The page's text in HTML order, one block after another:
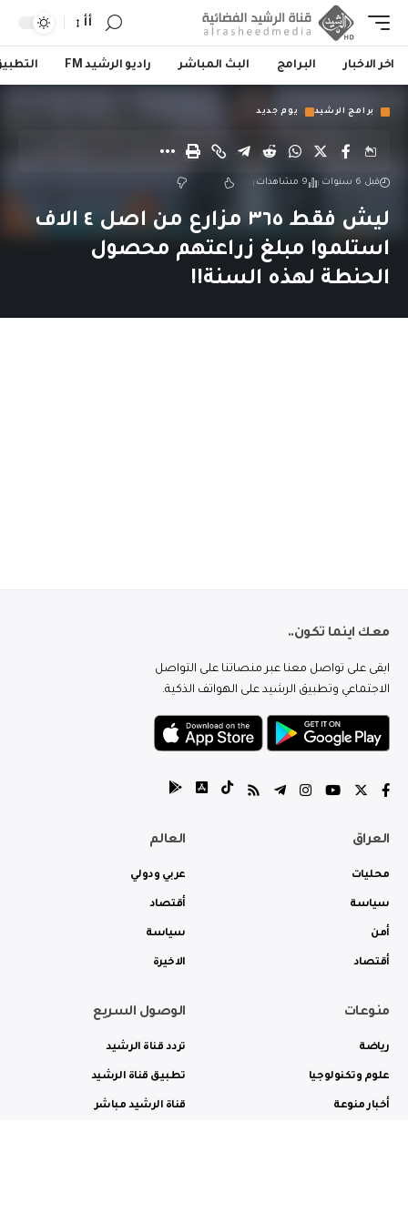
أأ
اخر الاخبار البرامج البث المباشر راديو الرشيد FM
برامج الرشيد يوم جديد
قبل 6 سنوات 9 مشاهدات
ليش فقط ٣٦٥ مزارع من اصل ٤ الاف
استلموا مبلغ زراعتهم محصول
الحنطة لهذه السنة!!
معك اينما تكون..
ابقى على تواصل معنا عبر منصاتنا على التواصل
الاجتماعي وتطبيق الرشيد على الهواتف الذكية.
العراق
محليات
سياسة
أمن
أقتصاد
العالم
عربي ودولي
أقتصاد
سياسة
الاخيرة
منوعات
رياضة
علوم وتكنولوجيا
أخبار منوعة
الوصول السريع
تردد قناة الرشيد
تطبيق قناة الرشيد
قناة الرشيد مباشر